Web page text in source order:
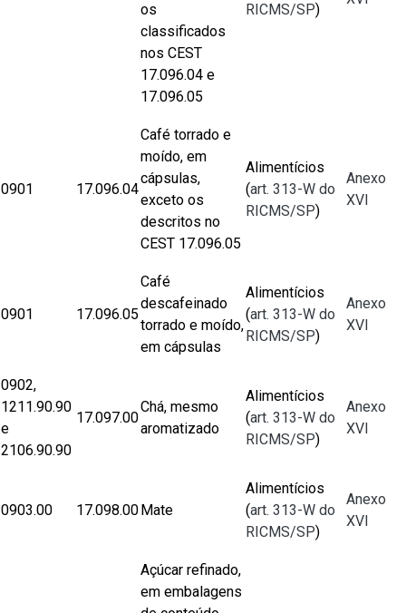
os
classificados
nos CEST
17.096.04 e
17.096.05
RICMS/SP)
0901 17.096.04
Café torrado e
moído, em
cápsulas,
exceto os
descritos no
CEST 17.096.05
Alimentícios
(art. 313-W do
RICMS/SP)
Anexo
XVI
0901 17.096.05
Café
descafeinado
torrado e moído,
em cápsulas
Alimentícios
(art. 313-W do
RICMS/SP)
Anexo
XVI
0902,
1211.90.90
e
2106.90.90
17.097.00
Chá, mesmo
aromatizado
Alimentícios
(art. 313-W do
RICMS/SP)
Anexo
XVI
0903.00 17.098.00Mate
Alimentícios
(art. 313-W do
RICMS/SP)
Anexo
XVI
Açúcar refinado,
em embalagens